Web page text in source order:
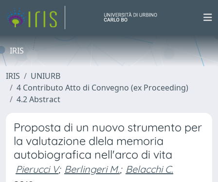
IRIS
IRIS
UNIURB
4 Contributo Atto di Convegno (ex Proceeding)
4.2 Abstract
Proposta di un nuovo strumento per
la valutazione dlela memoria
autobiografica nell'arco di vita
Pierucci V; Berlingeri M.; Belacchi C.